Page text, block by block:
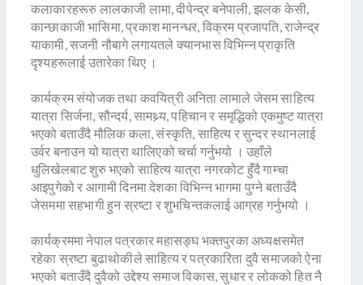
कलाकारहरूरु लालकाजी लामा, दीपेन्द्र बनेपाली, झलक केसी,
कान्छाकाजी भासिमा, प्रकाश मानन्धर, विक्रम प्रजापति, राजेन्द्र
याकामी, सजनी नौबागे लगायतले क्यानभास विभिन्न प्राकृति
दृश्यहरूलाई उतारेका थिए ।
कार्यक्रम संयोजक तथा कवयित्री अनिता लामाले जेसम साहित्य
यात्रा सिर्जना, सौन्दर्य, सामथ्र्य, पहिचान र समृद्धिको एकमुष्ट यात्रा
भएको बताउँदै मौलिक कला, संस्कृति, साहित्य र सुन्दर स्थानलाई
उर्वर बनाउन यो यात्रा थालिएको चर्चा गर्नुभयो । उहाँले
धुलिखेलबाट शुरु भएको साहित्य यात्रा नगरकोट हुँदै गाम्चा
आइपुगेको र आगामी दिनमा देशका विभिन्न भागमा पुग्ने बताउँदै
जेसममा सहभागी हुन स्रष्टा र शुभचिन्तकलाई आग्रह गर्नुभयो ।
कार्यक्रममा नेपाल पत्रकार महासङ्घ भक्तपुरका अध्यक्षसमेत
रहेका स्रष्टा बुढाथोकीले साहित्य र पत्रकारिता दुवै समाजको ऐना
भएको बताउँदै दुवैको उद्देश्य समाज विकास, सुधार र लोकको हित नै